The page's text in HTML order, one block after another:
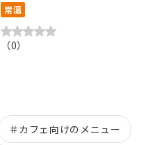
常温
（0）
＃カフェ向けのメニュー